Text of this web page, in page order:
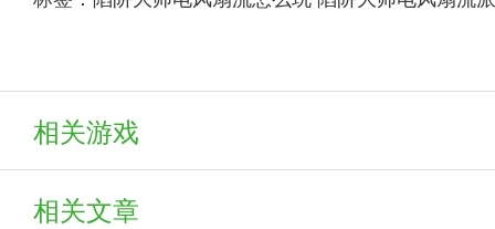
相关游戏
相关文章